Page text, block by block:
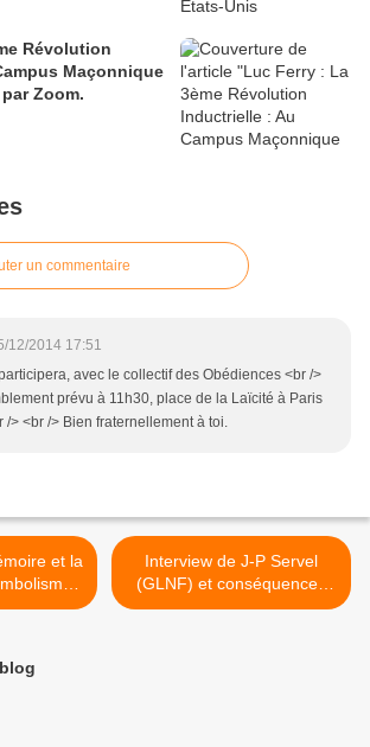
Révolution
Maçonnique
Zoom.
un commentaire
12/2014 17:51
avec le collectif des Obédiences <br />
prévu à 11h30, place de la Laïcité à Paris
/> <br /> Bien fraternellement à toi.
Charles
Interview de J-P Servel
(GLNF) et conséquences
de ses propos sur le PMF. >